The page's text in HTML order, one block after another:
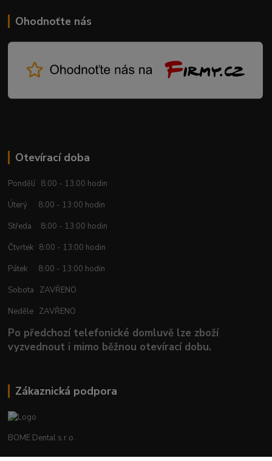
Ohodnoťte nás
Otevírací doba
Pondělí 8:00 - 13:00 hodin
Úterý 8:00 - 13:00 hodin
Středa 8:00 - 13:00 hodin
Čtvrtek 8:00 - 13:00 hodin
Pátek 8:00 - 13:00 hodin
Sobota ZAVŘENO
Neděle ZAVŘENO
Po předchozí telefonické domluvě lze zboží
vyzvednout i mimo běžnou otevírací dobu.
Zákaznická podpora
BOME Dental s.r.o.